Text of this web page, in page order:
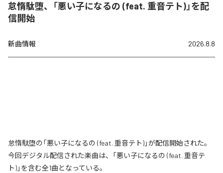
怠惰駄堕、「悪い子になるの (feat. 重音テト)」を配
信開始
新曲情報 2026.8.8
怠惰駄堕の「悪い子になるの (feat. 重音テト)」が配信開始された。
今回デジタル配信された楽曲は、「悪い子になるの (feat. 重音テ
ト)」を含む全1曲となっている。